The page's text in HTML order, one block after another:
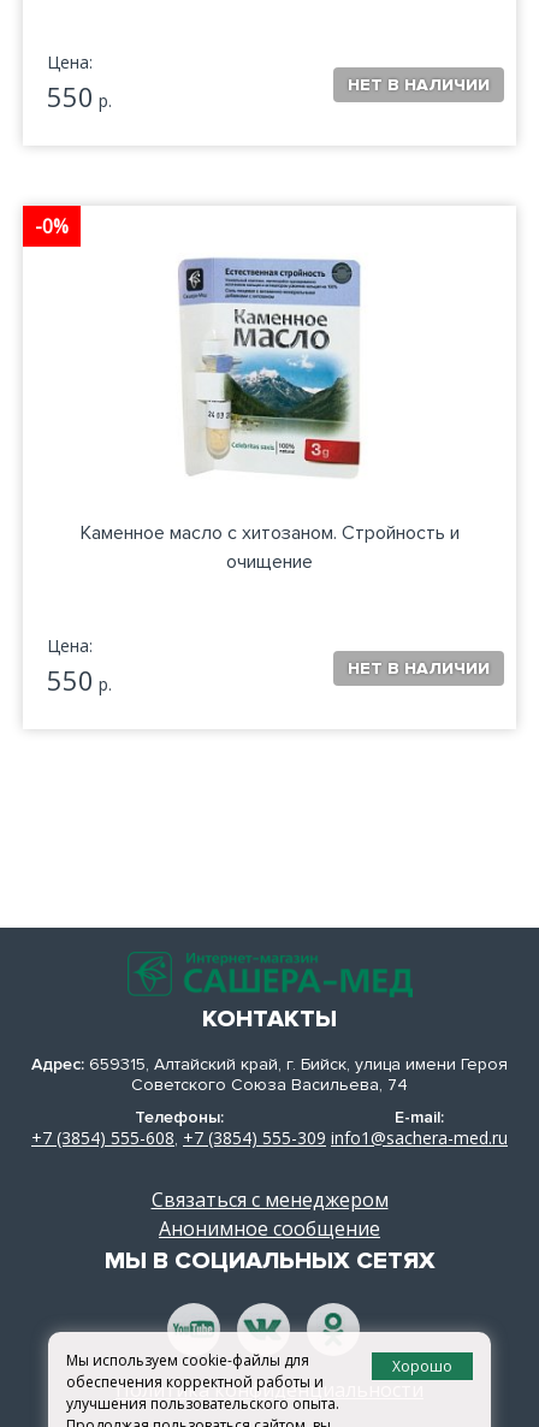
Цена:
550 р.
-0%
Каменное масло с хитозаном. Стройность и
очищение
Цена:
550 р.
КОНТАКТЫ
Адрес: 659315, Алтайский край, г. Бийск, улица имени Героя
Советского Союза Васильева, 74
Телефоны:
+7 (3854) 555-608, +7 (3854) 555-309
E-mail:
info1@sachera-med.ru
Связаться с менеджером
Анонимное сообщение
МЫ В СОЦИАЛЬНЫХ СЕТЯХ
Политика конфиденциальности
Мы используем cookie-файлы для
обеспечения корректной работы и
улучшения пользовательского опыта.
Хорошо